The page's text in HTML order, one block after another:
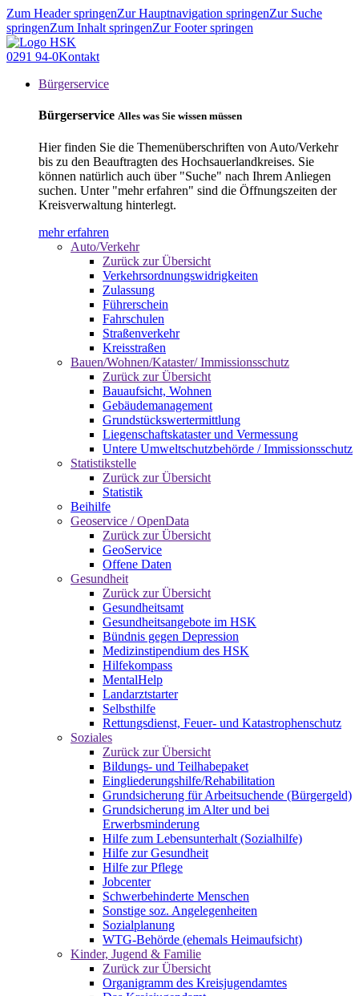
Zum Header springenZur Hauptnavigation springenZur Suche
springenZum Inhalt springenZur Footer springen
0291 94-0Kontakt
Bürgerservice
Bürgerservice Alles was Sie wissen müssen
Hier finden Sie die Themenüberschriften von Auto/Verkehr
bis zu den Beauftragten des Hochsauerlandkreises. Sie
können natürlich auch über "Suche" nach Ihrem Anliegen
suchen. Unter "mehr erfahren" sind die Öffnungszeiten der
Kreisverwaltung hinterlegt.
mehr erfahren
Auto/Verkehr
Zurück zur Übersicht
Verkehrsordnungswidrigkeiten
Zulassung
Führerschein
Fahrschulen
Straßenverkehr
Kreisstraßen
Bauen/Wohnen/Kataster/ Immissionsschutz
Zurück zur Übersicht
Bauaufsicht, Wohnen
Gebäudemanagement
Grundstückswertermittlung
Liegenschaftskataster und Vermessung
Untere Umweltschutzbehörde / Immissionsschutz
Statistikstelle
Zurück zur Übersicht
Statistik
Beihilfe
Geoservice / OpenData
Zurück zur Übersicht
GeoService
Offene Daten
Gesundheit
Zurück zur Übersicht
Gesundheitsamt
Gesundheitsangebote im HSK
Bündnis gegen Depression
Medizinstipendium des HSK
Hilfekompass
MentalHelp
Landarztstarter
Selbsthilfe
Rettungsdienst, Feuer- und Katastrophenschutz
Soziales
Zurück zur Übersicht
Bildungs- und Teilhabepaket
Eingliederungshilfe/Rehabilitation
Grundsicherung für Arbeitsuchende (Bürgergeld)
Grundsicherung im Alter und bei
Erwerbsminderung
Hilfe zum Lebensunterhalt (Sozialhilfe)
Hilfe zur Gesundheit
Hilfe zur Pflege
Jobcenter
Schwerbehinderte Menschen
Sonstige soz. Angelegenheiten
Sozialplanung
WTG-Behörde (ehemals Heimaufsicht)
Kinder, Jugend & Familie
Zurück zur Übersicht
Organigramm des Kreisjugendamtes